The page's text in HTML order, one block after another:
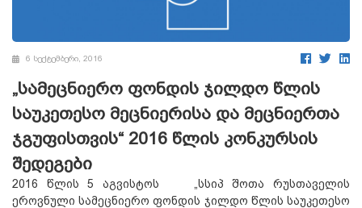
6 სექტემბერი, 2016
„სამეცნიერო ფონდის ჯილდო წლის
საუკეთესო მეცნიერისა და მეცნიერთა
ჯგუფისთვის“ 2016 წლის კონკურსის
შედეგები
2016 წლის 5 აგვისტოს „სსიპ შოთა რუსთაველის
ეროვნული სამეცნიერო ფონდის ჯილდო წლის საუკეთესო